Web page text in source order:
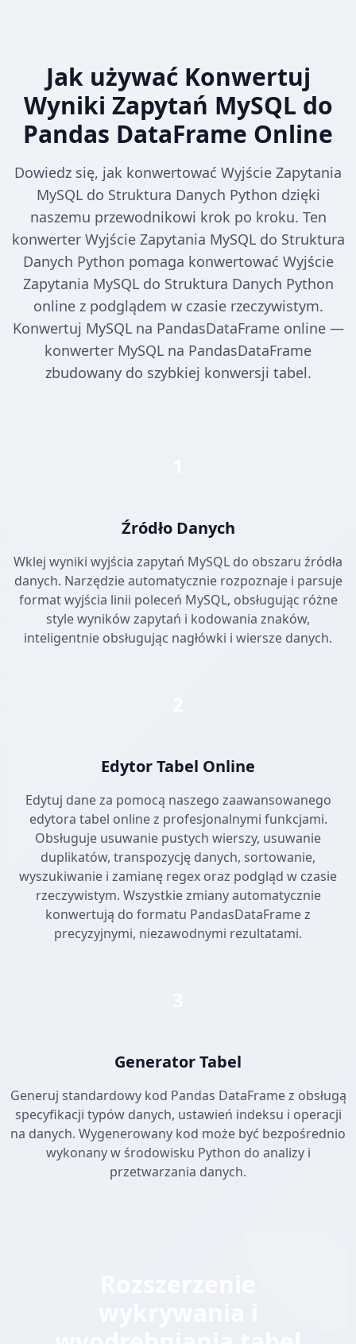
Jak używać Konwertuj
Wyniki Zapytań MySQL do
Pandas DataFrame Online
Dowiedz się, jak konwertować Wyjście Zapytania
MySQL do Struktura Danych Python dzięki
naszemu przewodnikowi krok po kroku. Ten
konwerter Wyjście Zapytania MySQL do Struktura
Danych Python pomaga konwertować Wyjście
Zapytania MySQL do Struktura Danych Python
online z podglądem w czasie rzeczywistym.
Konwertuj MySQL na PandasDataFrame online —
konwerter MySQL na PandasDataFrame
zbudowany do szybkiej konwersji tabel.
Źródło Danych
Wklej wyniki wyjścia zapytań MySQL do obszaru źródła
danych. Narzędzie automatycznie rozpoznaje i parsuje
format wyjścia linii poleceń MySQL, obsługując różne
style wyników zapytań i kodowania znaków,
inteligentnie obsługując nagłówki i wiersze danych.
Edytor Tabel Online
Edytuj dane za pomocą naszego zaawansowanego
edytora tabel online z profesjonalnymi funkcjami.
Obsługuje usuwanie pustych wierszy, usuwanie
duplikatów, transpozycję danych, sortowanie,
wyszukiwanie i zamianę regex oraz podgląd w czasie
rzeczywistym. Wszystkie zmiany automatycznie
konwertują do formatu PandasDataFrame z
precyzyjnymi, niezawodnymi rezultatami.
Generator Tabel
Generuj standardowy kod Pandas DataFrame z obsługą
specyfikacji typów danych, ustawień indeksu i operacji
na danych. Wygenerowany kod może być bezpośrednio
wykonany w środowisku Python do analizy i
przetwarzania danych.